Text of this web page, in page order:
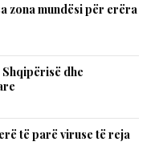
zona mundësi për erëra
dhe
të parë viruse të reja